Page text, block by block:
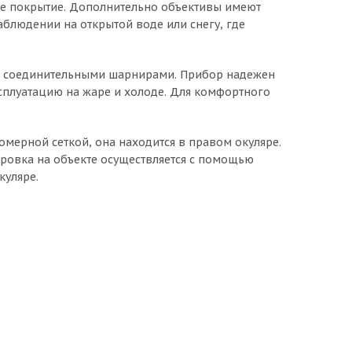
покрытие. Дополнительно объективы имеют
на открытой воде или снегу, где
шарнирами. Прибор надежен
на жаре и холоде. Для комфортного
сеткой, она находится в правом окуляре.
на объекте осуществляется с помощью